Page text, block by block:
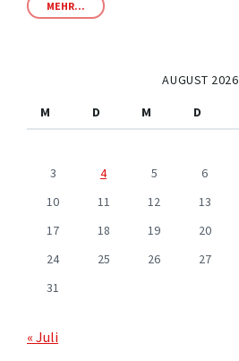
MEHR...
AUGUST 2026
M
D M D
3
4 5 6
10
11 12 13
17
18 19 20
24
25 26 27
31
« Juli